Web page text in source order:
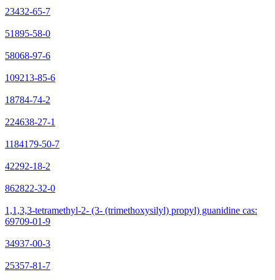
23432-65-7
51895-58-0
58068-97-6
109213-85-6
18784-74-2
224638-27-1
1184179-50-7
42292-18-2
862822-32-0
1,1,3,3-tetramethyl-2- (3- (trimethoxysilyl) propyl) guanidine cas:
69709-01-9
34937-00-3
25357-81-7